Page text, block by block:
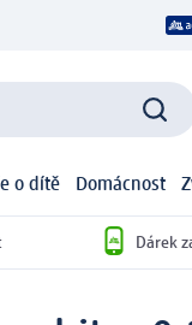
o dítě Domácnost
Dárek